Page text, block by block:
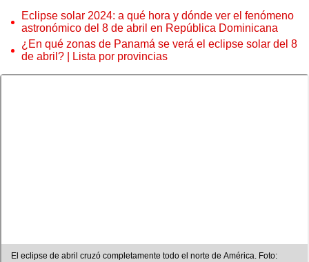
Eclipse solar 2024: a qué hora y dónde ver el fenómeno
astronómico del 8 de abril en República Dominicana
¿En qué zonas de Panamá se verá el eclipse solar del 8
de abril? | Lista por provincias
El eclipse de abril cruzó completamente todo el norte de América. Foto: